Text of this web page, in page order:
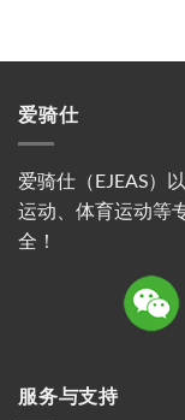
爱骑仕
爱骑仕（EJEAS）
运动、体育运动等
全！
服务与支持